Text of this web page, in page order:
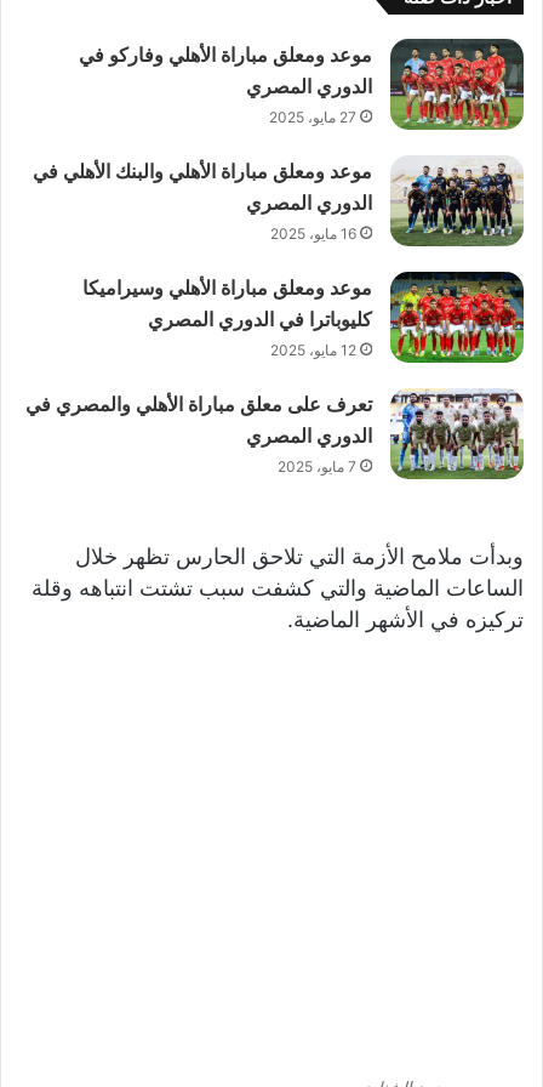
موعد ومعلق مباراة الأهلي وفاركو في
الدوري المصري
27 مايو، 2025
موعد ومعلق مباراة الأهلي والبنك الأهلي في
الدوري المصري
16 مايو، 2025
موعد ومعلق مباراة الأهلي وسيراميكا
كليوباترا في الدوري المصري
12 مايو، 2025
تعرف على معلق مباراة الأهلي والمصري في
الدوري المصري
7 مايو، 2025
وبدأت ملامح الأزمة التي تلاحق الحارس تظهر خلال
الساعات الماضية والتي كشفت سبب تشتت انتباهه وقلة
تركيزه في الأشهر الماضية.